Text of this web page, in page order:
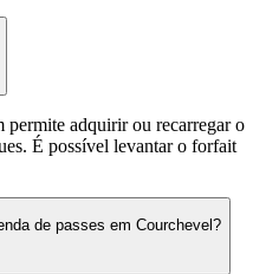
permite adquirir ou recarregar o
É possível levantar o forfait
de passes em Courchevel?